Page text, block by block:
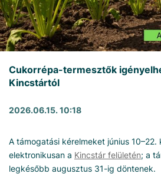
Cukorrépa-termesztők
Kincstártól
2026.06.15. 10:18
A támogatási kérelmeket június
elektronikusan a Kincstár felületén; a
legkésőbb augusztus 31-ig döntenek.